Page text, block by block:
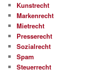
Kunstrecht
Markenrecht
Mietrecht
Presserecht
Sozialrecht
Spam
Steuerrecht